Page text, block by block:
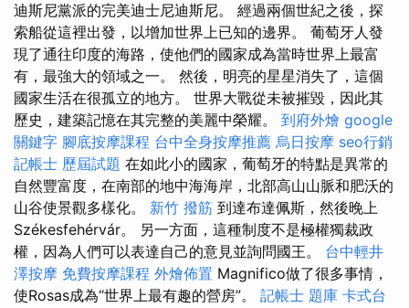
迪斯尼黨派的完美迪士尼迪斯尼。 經過兩個世紀之後，探
索船從這裡出發，以增加世界上已知的邊界。 葡萄牙人發
現了通往印度的海路，使他們的國家成為當時世界上最富
有，最強大的領域之一。 然後，明亮的星星消失了，這個
國家生活在很孤立的地方。 世界大戰從未被摧毀，因此其
歷史，建築記憶在其完整的美麗中榮耀。 到府外燴 google
關鍵字 腳底按摩課程 台中全身按摩推薦 烏日按摩 seo行銷
記帳士 歷屆試題 在如此小的國家，葡萄牙的特點是異常的
自然豐富度，在南部的地中海海岸，北部高山山脈和肥沃的
山谷使景觀多樣化。 新竹 撥筋 到達布達佩斯，然後晚上
Székesfehérvár。 另一方面，這種制度不是極權獨裁政
權，因為人們可以表達自己的意見並詢問國王。 台中輕井
澤按摩 免費按摩課程 外燴佈置 Magnifico做了很多事情，
使Rosas成為“世界上最有趣的營房”。 記帳士 題庫 卡式台